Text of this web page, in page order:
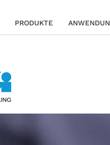
PRODUKTE